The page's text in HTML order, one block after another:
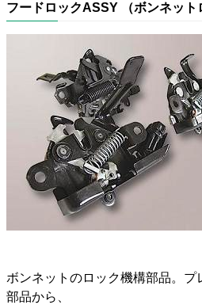
フードロックASSY （ボンネット
ボンネットのロック機構部品。プ
部品から、